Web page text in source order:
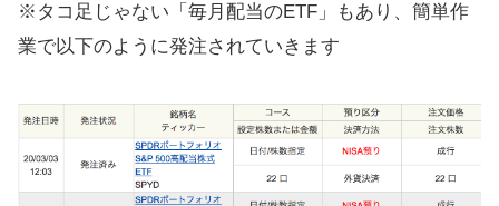
※タコ足じゃない「毎月配当のETF」もあり、簡単作
業で以下のように発注されていきます